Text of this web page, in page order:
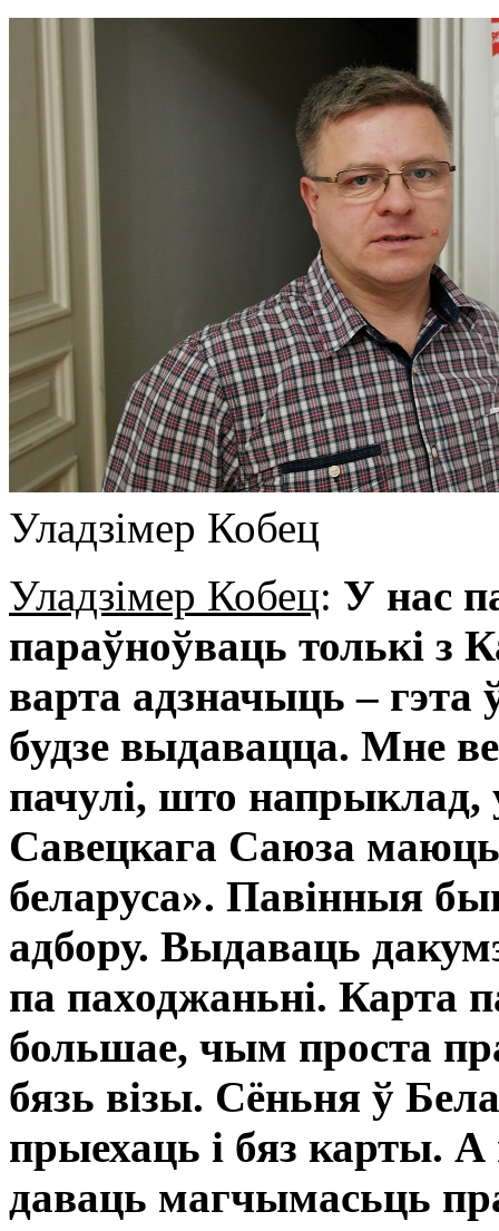
Уладзімер Кобец
Уладзімер Кобец: У нас
параўноўваць толькі з
варта адзначыць – гэта
будзе выдавацца. Мне
пачулі, што напрыклад,
Савецкага Саюза
беларуса». Павінныя
адбору. Выдаваць
па паходжаньні. Карта
большае, чым проста
бязь візы. Сёньня ў
прыехаць і бяз карты. А
даваць магчымасьць